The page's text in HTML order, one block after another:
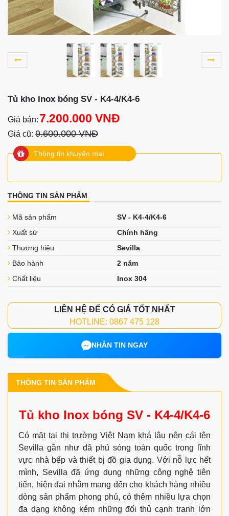
Tủ kho Inox bóng SV - K4-4/K4-6
Giá bán: 7.200.000 VNĐ
Giá cũ: 9.600.000 VNĐ
Thông tin khuyến mại
THÔNG TIN SẢN PHẨM
Mã sản phẩm
SV - K4-4/K4-6
Xuất sứ
Chính hãng
Thương hiệu
Sevilla
Bảo hành
2 năm
Chất liệu
Inox 304
LIÊN HỆ ĐỂ CÓ GIÁ TỐT NHẤT
HOTLINE: 0867 475 128
NHẮN TIN NGAY
THÔNG TIN SẢN PHẨM
Tủ kho Inox bóng SV - K4-4/K4-6
Có mặt tại thị trường Việt Nam khá lâu nên cái tên
Sevilla gần như đã phủ sóng toàn quốc trong lĩnh
vực nhà bếp và thiết bị đồ gia dụng. Với nỗ lực hết
mình, Sevilla đã ứng dụng những công nghệ tiên
tiến, hiện đại nhằm mang đến cho khách hàng nhiều
dòng sản phẩm phong phú, có thêm nhiều lựa chọn
đa dạng không kém những đối thủ cạnh tranh lớn